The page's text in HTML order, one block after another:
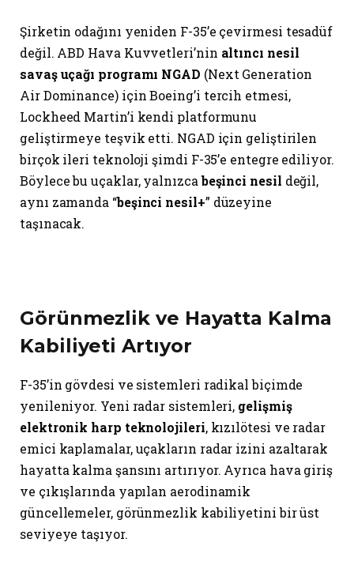
Şirketin odağını yeniden F-35’e çevirmesi tesadüf
değil. ABD Hava Kuvvetleri’nin altıncı nesil
savaş uçağı programı NGAD (Next Generation
Air Dominance) için Boeing’i tercih etmesi,
Lockheed Martin’i kendi platformunu
geliştirmeye teşvik etti. NGAD için geliştirilen
birçok ileri teknoloji şimdi F-35’e entegre ediliyor.
Böylece bu uçaklar, yalnızcabeşinci nesil değil,
aynı zamanda “beşinci nesil+” düzeyine
taşınacak.
Görünmezlik ve Hayatta Kalma
Kabiliyeti Artıyor
F-35’in gövdesi ve sistemleri radikal biçimde
yenileniyor. Yeni radar sistemleri, gelişmiş
elektronik harp teknolojileri, kızılötesi ve radar
emici kaplamalar, uçakların radar izini azaltarak
hayatta kalma şansını artırıyor. Ayrıca hava giriş
ve çıkışlarında yapılan aerodinamik
güncellemeler, görünmezlik kabiliyetini bir üst
seviyeye taşıyor.